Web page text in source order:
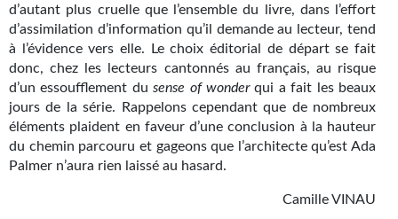
Récompenses
Newsletter
Le Bélial' sur Youtube
LE BLOG BIFROST
Tous les articles
d’autant plus cruelle que l’ensemble du livre, dans l’effort
d’assimilation d’information qu’il demande au lecteur, tend
à l’évidence vers elle. Le choix éditorial de départ se fait
donc, chez les lecteurs cantonnés au français, au risque
d’un essoufflement dusense of wonderqui a fait les beaux
jours de la série. Rappelons cependant que de nombreux
éléments plaident en faveur d’une conclusion à la hauteur
du chemin parcouru et gageons que l’architecte qu’est Ada
Palmer n’aura rien laissé au hasard.
Camille VINAU